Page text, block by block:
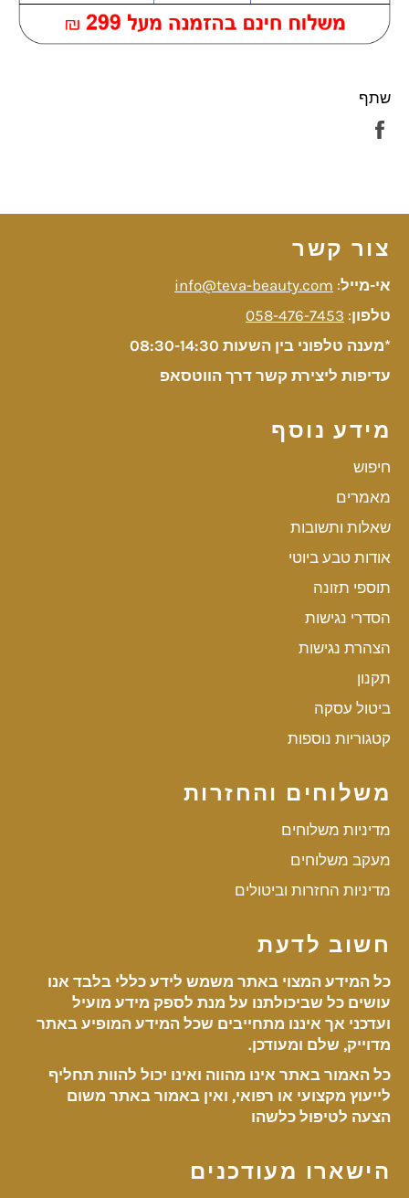
שתף
צור קשר
אי-מייל:
info@teva-beauty.com
טלפון:
058-476-7453
*מענה טלפוני בין השעות 08:30-14:30
עדיפות ליצירת קשר דרך הווטסאפ
מידע נוסף
חיפוש
מאמרים
שאלות ותשובות
אודות טבע ביוטי
תוספי תזונה
הסדרי נגישות
הצהרת נגישות
תקנון
ביטול עסקה
קטגוריות נוספות
משלוחים והחזרות
מדיניות משלוחים
מעקב משלוחים
מדיניות החזרות וביטולים
חשוב לדעת
כל המידע המצוי באתר משמש לידע כללי בלבד אנו
עושים כל שביכולתנו על מנת לספק מידע מועיל
ועדכני אך איננו מתחייבים שכל המידע המופיע באתר
מדוייק, שלם ומעודכן.
כל האמור באתר אינו מהווה ואינו יכול להוות תחליף
לייעוץ מקצועי או רפואי, ואין באמור באתר משום
הצעה לטיפול כלשהו
הישארו מעודכנים